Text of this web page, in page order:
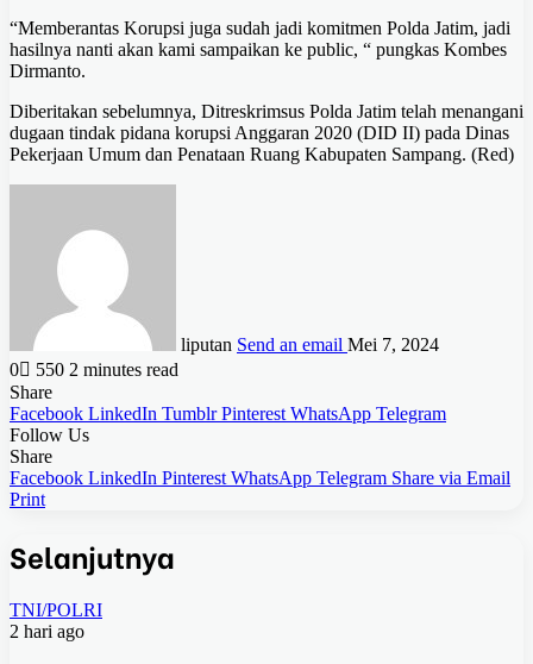
“Memberantas Korupsi juga sudah jadi komitmen Polda Jatim, jadi
hasilnya nanti akan kami sampaikan ke public, “ pungkas Kombes
Dirmanto.
Diberitakan sebelumnya, Ditreskrimsus Polda Jatim telah menangani
dugaan tindak pidana korupsi Anggaran 2020 (DID II) pada Dinas
Pekerjaan Umum dan Penataan Ruang Kabupaten Sampang. (Red)
liputan Send an email Mei 7, 2024
0
550 2 minutes read
Share
Facebook LinkedIn Tumblr Pinterest WhatsApp Telegram
Follow Us
Share
Facebook LinkedIn Pinterest WhatsApp Telegram Share via Email
Print
Selanjutnya
TNI/POLRI
2 hari ago